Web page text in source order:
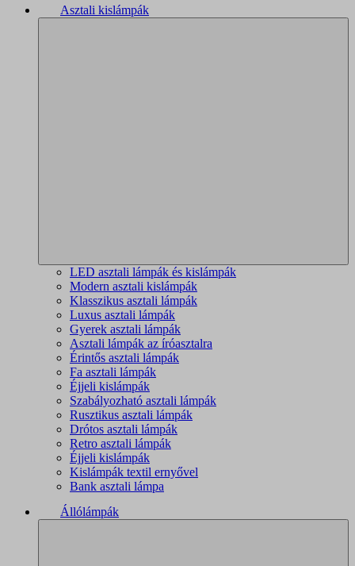
Asztali kislámpák
LED asztali lámpák és kislámpák
Modern asztali kislámpák
Klasszikus asztali lámpák
Luxus asztali lámpák
Gyerek asztali lámpák
Asztali lámpák az íróasztalra
Érintős asztali lámpák
Fa asztali lámpák
Éjjeli kislámpák
Szabályozható asztali lámpák
Rusztikus asztali lámpák
Drótos asztali lámpák
Retro asztali lámpák
Éjjeli kislámpák
Kislámpák textil ernyővel
Bank asztali lámpa
Állólámpák